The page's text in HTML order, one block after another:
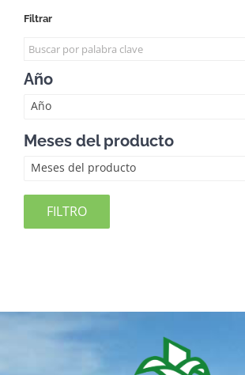
Filtrar
Año
Año
Meses del producto
Meses del producto
FILTRO